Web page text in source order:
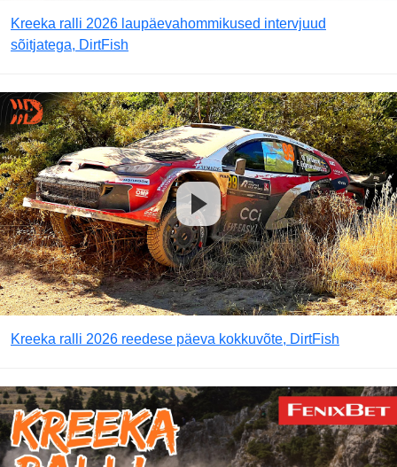
Kreeka ralli 2026 laupäevahommikused intervjuud
sõitjatega, DirtFish
Kreeka ralli 2026 reedese päeva kokkuvõte, DirtFish